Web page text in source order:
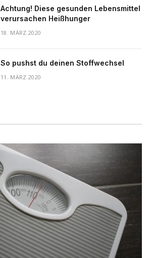
Achtung! Diese gesunden Lebensmittel
verursachen Heißhunger
18. MÄRZ 2020
So pushst du deinen Stoffwechsel
11. MÄRZ 2020